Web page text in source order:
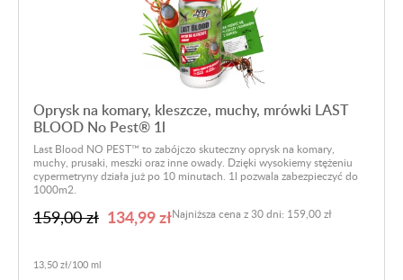
Oprysk na komary, kleszcze, muchy, mrówki LAST
BLOOD No Pest® 1l
Last Blood NO PEST™ to zabójczo skuteczny oprysk na komary,
muchy, prusaki, meszki oraz inne owady. Dzięki wysokiemy stężeniu
cypermetryny działa już po 10 minutach. 1l pozwala zabezpieczyć do
1000m2.
159,00 zł 134,99 zł
13,50 zł/100 ml
Najniższa cena z 30 dni: 159,00 zł